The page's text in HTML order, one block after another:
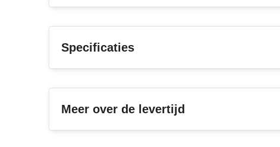
Specificaties
Meer over de levertijd